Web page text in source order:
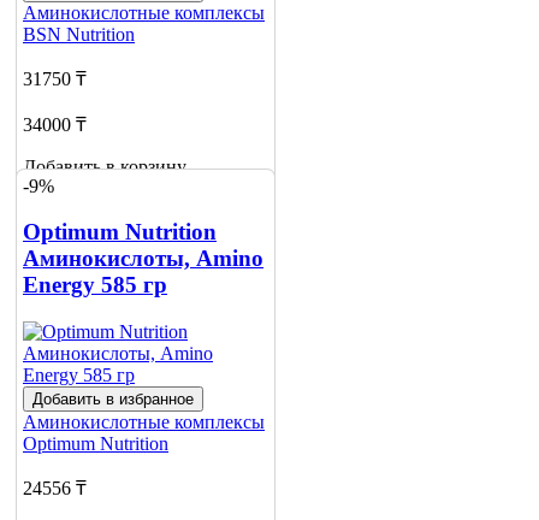
Аминокислотные комплексы
BSN Nutrition
31750 ₸
34000 ₸
Добавить в корзину
5
-9%
Optimum Nutrition
Аминокислоты, Amino
Energy 585 гр
Добавить в избранное
Аминокислотные комплексы
Optimum Nutrition
24556 ₸